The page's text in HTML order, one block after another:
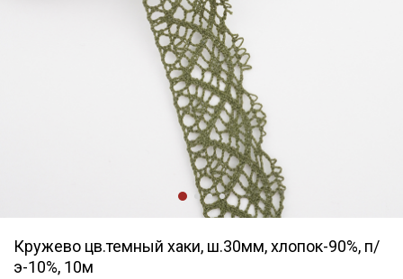
Кружево цв.темный хаки, ш.30мм, хлопок-90%, п/
э-10%, 10м